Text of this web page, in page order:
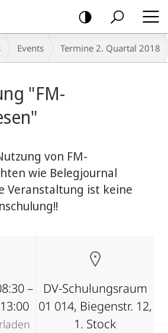
Events Termine 2. Quartal 2018
"FM-
von FM-
wie Belegjournal
Veranstaltung ist keine
–
DV-Schulungsraum
01 014, Biegenstr. 12,
1. Stock